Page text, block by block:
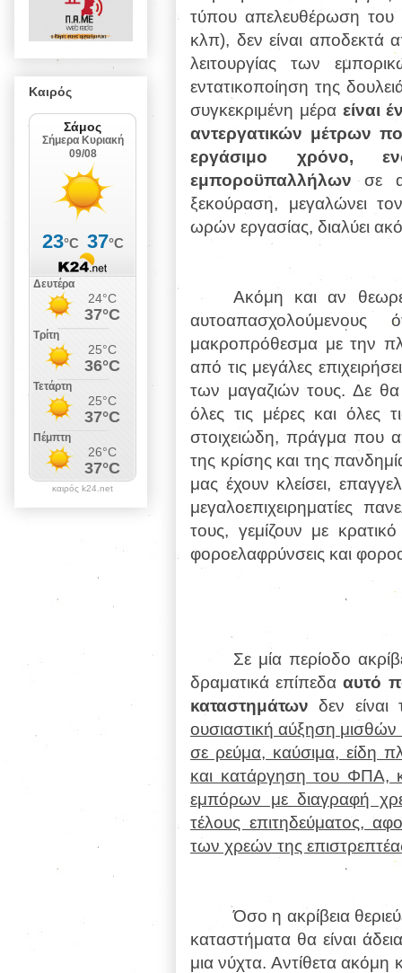
τύπου απελευθέρωση του
κλπ), δεν είναι αποδεκτά
λειτουργίας των
εντατικοποίηση της
συγκεκριμένη μέρα είναι
αντεργατικών μέτρων
εργάσιμο χρόνο,
εμποροϋπαλλήλων σε
ξεκούραση, μεγαλώνει
ωρών εργασίας, διαλύει
Ακόμη και αν
μακροπρόθεσμα με την
από τις μεγάλες
των μαγαζιών τους. Δε θα
όλες τις μέρες και όλες
στοιχειώδη, πράγμα που
της κρίσης και της
μας έχουν κλείσει,
μεγαλοεπιχειρηματίες
τους, γεμίζουν με
φοροελαφρύνσεις και
Σε μία περίοδο
δραματικά επίπεδααυτό
καταστημάτων δεν
ουσιαστική αύξηση
σε ρεύμα, καύσιμα, είδη
και κατάργηση του ΦΠΑ,
εμπόρων με διαγραφή
τέλους επιτηδεύματος,
των χρεών της
Όσο η ακρίβεια
καταστήματα θα είναι
μια νύχτα. Αντίθετα ακόμη
Καιρός
καιρός k24.net